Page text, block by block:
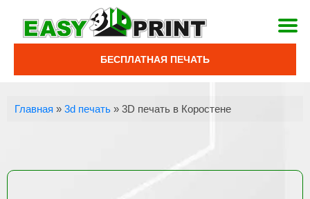
БЕСПЛАТНАЯ ПЕЧАТЬ
Главная »3d печать »3D печать в Коростене